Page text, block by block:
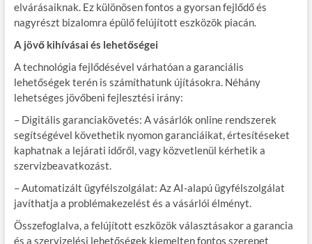
elvárásaiknak. Ez különösen fontos a gyorsan fejlődő és
nagyrészt bizalomra épülő felújított eszközök piacán.
A jövő kihívásai és lehetőségei
A technológia fejlődésével várhatóan a garanciális
lehetőségek terén is számíthatunk újításokra. Néhány
lehetséges jövőbeni fejlesztési irány:
– Digitális garanciakövetés: A vásárlók online rendszerek
segítségével követhetik nyomon garanciáikat, értesítéseket
kaphatnak a lejárati időről, vagy közvetlenül kérhetik a
szervizbeavatkozást.
– Automatizált ügyfélszolgálat: Az AI-alapú ügyfélszolgálat
javíthatja a problémakezelést és a vásárlói élményt.
Összefoglalva, a felújított eszközök választásakor a garancia
és a szervizelési lehetőségek kiemelten fontos szerepet